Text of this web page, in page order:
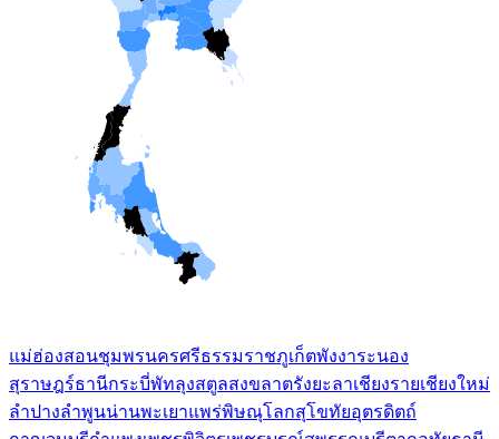
แม่ฮ่องสอนชุมพรนครศรีธรรมราชภูเก็ตพังงาระนอง
สุราษฎร์ธานีกระบี่พัทลุงสตูลสงขลาตรังยะลาเชียงรายเชียงใหม่
ลำปางลำพูนน่านพะเยาแพร่พิษณุโลกสุโขทัยอุตรดิตถ์